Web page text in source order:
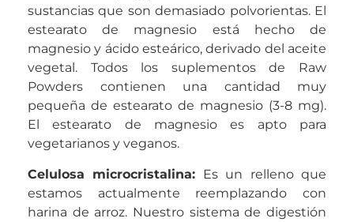
sustancias que son demasiado polvorientas. El
estearato de magnesio está hecho de
magnesio y ácido esteárico, derivado del aceite
vegetal. Todos los suplementos de Raw
Powders contienen una cantidad muy
pequeña de estearato de magnesio (3-8 mg).
El estearato de magnesio es apto para
vegetarianos y veganos.
Celulosa microcristalina: Es un relleno que
estamos actualmente reemplazando con
harina de arroz. Nuestro sistema de digestión